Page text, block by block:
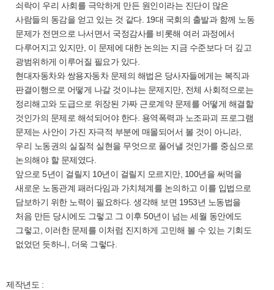
쇠락이 우리 사회를 극악하게 만든 원인이라는 진단이 많은
사람들의 동감을 얻고 있는 것 같다. 19대 국회의 출발과 함께 노동
문제가 전면으로 나서면서 국정감사를 비롯해 여러 과정에서
다루어지고 있지만, 이 문제에 대한 논의는 지금 수준보다 더 깊고
광범위하게 이루어질 필요가 있다.
현대자동차와 쌍용자동차 문제의 해법은 당사자들에게는 복직과
판결이행으로 어떻게 나갈 것이냐는 문제지만, 전체 사회적으로는
정리해고와 도급으로 위장된 가짜 근로계약 문제를 어떻게 해결할
것인가의 문제로 해석되어야 한다. 용역폭력과 노조파괴 프로그램
문제는 사안이 가진 자극적 부분에 매몰되어서 볼 것이 아니라,
우리 노동권의 실질적 실현을 무엇으로 풀어낼 것인가를 중심으로
논의해야 할 문제였다.
앞으로 5년이 걸릴지 10년이 걸릴지 모르지만, 100년을 써먹을
새로운 노동관계 패러다임과 가치체계를 논의하고 이를 입법으로
담보하기 위한 노력이 필요하다. 생각해 보면 1953년 노동법을
처음 만든 당시에도 그렇고 그 이후 50년이 넘는 세월 동안에도
그렇고, 이러한 문제를 이처럼 진지하게 고민해 볼 수 있는 기회도
없었던 듯하니, 더욱 그렇다.
제작년도 :